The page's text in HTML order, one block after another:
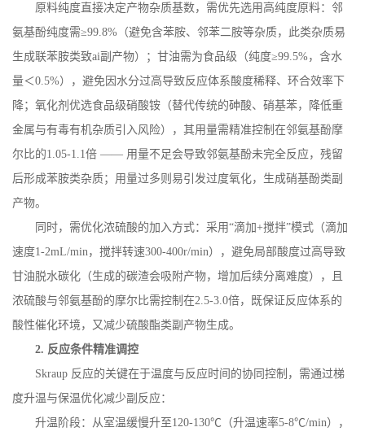
原料纯度直接决定产物杂质基数，需优先选用高纯度原料：邻
氨基酚纯度需≥99.8% （避免含苯胺、邻苯二胺等杂质，此类杂质易
生成联苯胺类致ai副产物）；甘油需为食品级（纯度≥99.5%，含水
量＜0.5%），避免因水分过高导致反应体系酸度稀释、环合效率下
降；氧化剂优选食品级硝酸铵（替代传统的砷酸、硝基苯，降低重
金属与有毒有机杂质引入风险），其用量需精准控制在邻氨基酚摩
尔比的1.05-1.1 倍 —— 用量不足会导致邻氨基酚未完全反应，残留
后形成苯胺类杂质；用量过多则易引发过度氧化，生成硝基酚类副
产物。
同时，需优化浓硫酸的加入方式：采用“滴加+搅拌”模式（滴加
速度1-2mL/min ，搅拌转速300-400r/min），避免局部酸度过高导致
甘油脱水碳化（生成的碳渣会吸附产物，增加后续分离难度），且
浓硫酸与邻氨基酚的摩尔比需控制在2.5-3.0倍，既保证反应体系的
酸性催化环境，又减少硫酸酯类副产物生成。
2. 反应条件精准调控
Skraup 反应的关键在于温度与反应时间的协同控制，需通过梯
度升温与保温优化减少副反应：
升温阶段：从室温缓慢升至120-130℃（升温速率5-8℃/min），